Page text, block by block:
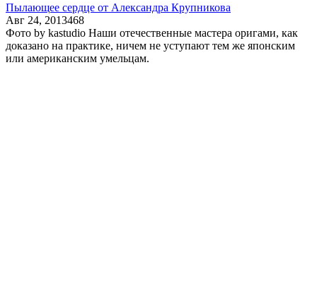
Пылающее сердце от Александра Крупникова
Авг 24, 2013468
Фото by kastudio Наши отечественные мастера оригами, как
доказано на практике, ничем не уступают тем же японским
или американским умельцам.